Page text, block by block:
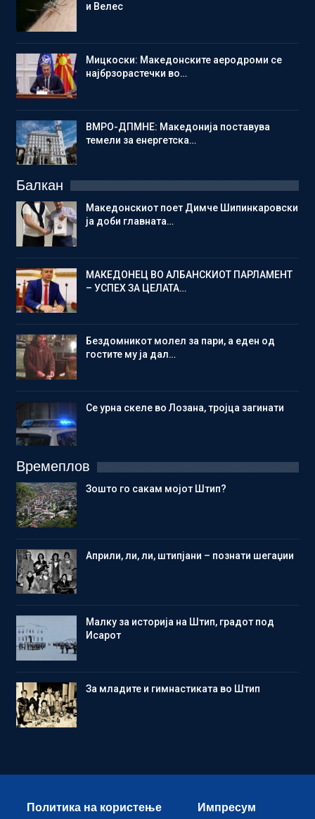
и Велес
Мицкоски: Македонските аеродроми се
најбрзорастечки во…
ВМРО-ДПМНЕ: Македонија поставува
темели за енергетска…
Балкан
Македонскиот поет Димче Шипинкаровски
ја доби главната…
МАКЕДОНЕЦ ВО АЛБАНСКИОТ ПАРЛАМЕНТ
– УСПЕХ ЗА ЦЕЛАТА…
Бездомникот молел за пари, а еден од
гостите му ја дал…
Се урна скеле во Лозана, тројца загинати
Времеплов
Зошто го сакам мојот Штип?
Aприли, ли, ли, штипјани – познати шегаџии
Малку за историја на Штип, градот под
Исарот
Зa младите и гимнастиката во Штип
Политика на користење Импресум